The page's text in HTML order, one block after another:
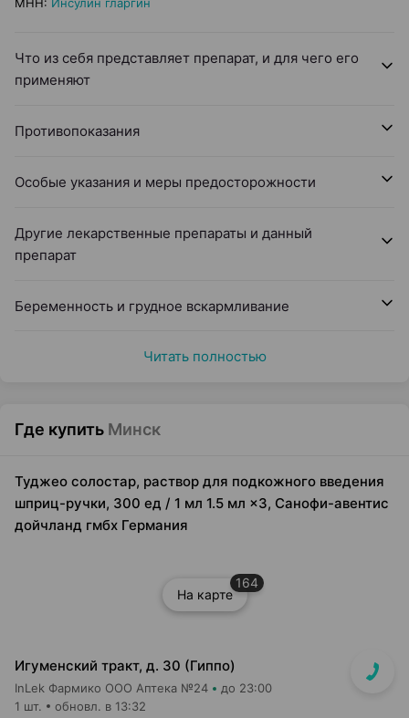
Что из себя представляет препарат, и для чего его
применяют
Противопоказания
Особые указания и меры предосторожности
Другие лекарственные препараты и данный
препарат
Беременность и грудное вскармливание
Читать полностью
Где купить Минск
Туджео солостар, раствор для подкожного введения
шприц-ручки, 300 ед / 1 мл 1.5 мл ×3, Санофи-авентис
дойчланд гмбх Германия
На карте
164
Игуменский тракт, д. 30 (Гиппо)
InLek Фармико ООО Аптека №24 до 23:00
1 шт. обновл. в 13:32